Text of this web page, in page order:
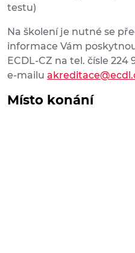
testu)
Na školení je nutné se
informace Vám
ECDL-CZ na tel. čísle
e-mailu
Místo konání